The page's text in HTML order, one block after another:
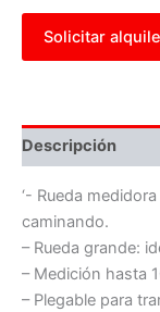
Solicitar
Descripción
‘- Rueda
caminando.
– Rueda grande:
– Medición hasta
– Plegable para